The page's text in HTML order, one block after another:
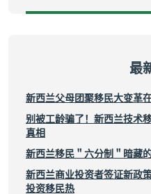
最
新西兰父母团聚移民大变革
别被工龄骗了！新西兰技术
真相
新西兰移民＂六分制＂暗藏
新西兰商业投资者签证新政
投资移民热